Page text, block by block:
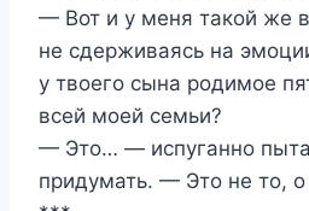
— Вот и у меня такой же
не сдерживаясь на
у твоего сына родимое
всей моей семьи?
— Это… — испуганно
придумать. — Это не то,